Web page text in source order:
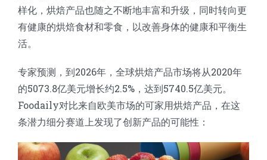
蛋糕切片机
块状奶酪切片
挤出奶酪切片
披萨切割机
寿司切割机
面团
冷冻面团切割
糕点/糖果
牛轧糖切割
阿胶糕切片
宠物食品
人才招聘
联系我们
样化，烘焙产品也随之不断地丰富和升级，同时转向更
有健康的烘焙食材和零食，以改善身体的健康和平衡生
活。
专家预测，到2026年，全球烘焙产品市场将从2020年
的5073.8亿美元增长约2.5%，达到5740.5亿美元。
Foodaily对比来自欧美市场的可家用烘焙产品，在这
条潜力细分赛道上发现了创新产品的可能性：